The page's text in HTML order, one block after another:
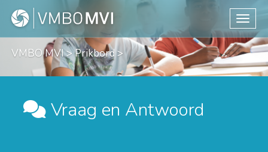
VMBO MVI>Prikbord>
Vraag en Antwoord